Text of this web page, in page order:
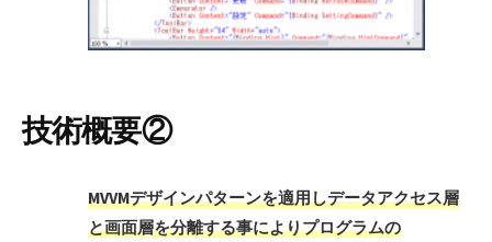
技術概要②
MVVMデザインパターンを適用しデータアクセス層
と画面層を分離する事によりプログラムの